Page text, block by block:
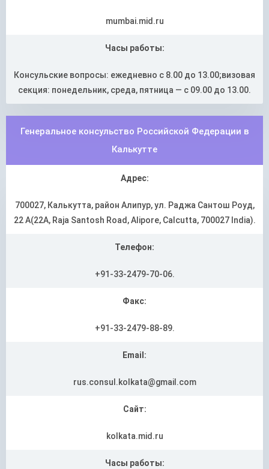
mumbai.mid.ru
Часы работы:
Консульские вопросы: ежедневно с 8.00 до 13.00;визовая
секция: понедельник, среда, пятница — с 09.00 до 13.00.
Генеральное консульство Российской Федерации в
Калькутте
Адрес:
700027, Калькутта, район Алипур, ул. Раджа Сантош Роуд,
22 A(22A, Raja Santosh Road, Alipore, Calcutta, 700027 India).
Телефон:
+91-33-2479-70-06.
Факс:
+91-33-2479-88-89.
Email:
rus.consul.kolkata@gmail.com
Сайт:
kolkata.mid.ru
Часы работы: